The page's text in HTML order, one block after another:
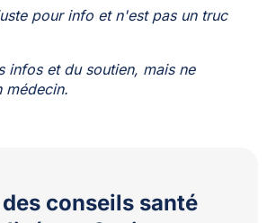
pour info et n'est pas un truc
infos et du soutien, mais ne
médecin.
conseils santé